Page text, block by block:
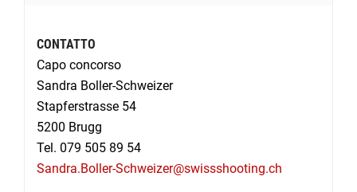
CONTATTO
Capo concorso
Sandra Boller-Schweizer
Stapferstrasse 54
5200 Brugg
Tel. 079 505 89 54
Sandra.Boller-Schweizer@swissshooting.ch